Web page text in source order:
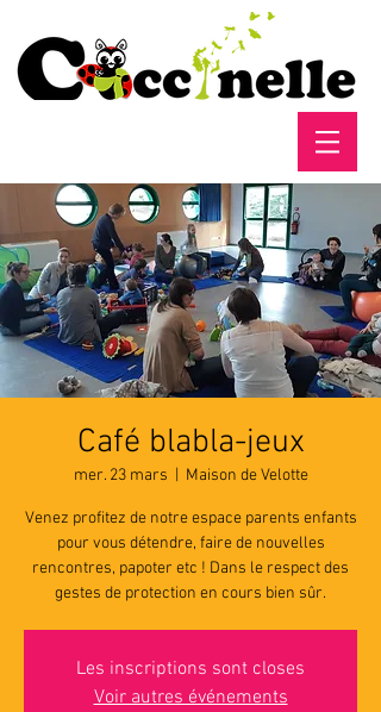
Café blabla-jeux
mer. 23 mars Maison de Velotte
Venez profitez de notre espace parents enfants
pour vous détendre, faire de nouvelles
rencontres, papoter etc ! Dans le respect des
gestes de protection en cours bien sûr.
Les inscriptions sont closes
Voir autres événements